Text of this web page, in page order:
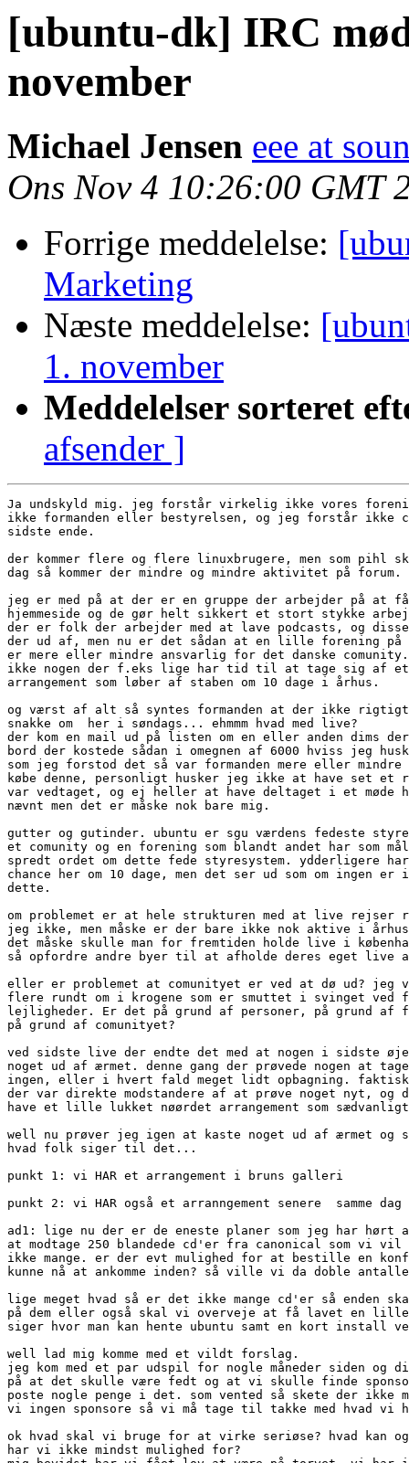
[ubuntu-dk] IRC
november
Michael Jensen eee at
Ons Nov 4 10:26:00 GMT
Forrige meddelelse:
Marketing
Næste meddelelse:
1. november
Meddelelser sorteret
afsender ]
Ja undskyld mig. jeg forstår virkelig ikke vores
ikke formanden eller bestyrelsen, og jeg forstår ikke
sidste ende.
der kommer flere og flere linuxbrugere, men som pihl
dag så kommer der mindre og mindre aktivitet på forum.
jeg er med på at der er en gruppe der arbejder på at
hjemmeside og de gør helt sikkert et stort stykke
der er folk der arbejder med at lave podcasts, og
der ud af, men nu er det sådan at en lille forening på
er mere eller mindre ansvarlig for det danske
ikke nogen der f.eks lige har tid til at tage sig af
arrangement som løber af staben om 10 dage i århus.
og værst af alt så syntes formanden at der ikke
snakke om  her i søndags... ehmmm hvad med live?
der kom en mail ud på listen om en eller anden dims der
bord der kostede sådan i omegnen af 6000 hviss jeg
som jeg forstod det så var formanden mere eller
købe denne, personligt husker jeg ikke at have set et
var vedtaget, og ej heller at have deltaget i et møde
nævnt men det er måske nok bare mig.
gutter og gutinder. ubuntu er sgu værdens fedeste
et comunity og en forening som blandt andet har som
spredt ordet om dette fede styresystem. ydderligere
chance her om 10 dage, men det ser ud som om ingen
dette.
om problemet er at hele strukturen med at live rejser
jeg ikke, men måske er der bare ikke nok aktive i
det måske skulle man for fremtiden holde live i
så opfordre andre byer til at afholde deres eget live
eller er problemet at comunityet er ved at dø ud? jeg
flere rundt om i krogene som er smuttet i svinget ved
lejligheder. Er det på grund af personer, på grund af
på grund af comunityet?
ved sidste live der endte det med at nogen i sidste
noget ud af ærmet. denne gang der prøvede nogen at
ingen, eller i hvert fald meget lidt opbagning.
der var direkte modstandere af at prøve noget nyt, og
have et lille lukket nøørdet arrangement som
well nu prøver jeg igen at kaste noget ud af ærmet og
hvad folk siger til det...
punkt 1: vi HAR et arrangement i bruns galleri
punkt 2: vi HAR også et arranngement senere  samme
ad1: lige nu der er de eneste planer som jeg har hørt
at modtage 250 blandede cd'er fra canonical som vi
ikke mange. er der evt mulighed for at bestille en
kunne nå at ankomme inden? så ville vi da doble
lige meget hvad så er det ikke mange cd'er så enden
på dem eller også skal vi overveje at få lavet en
siger hvor man kan hente ubuntu samt en kort install
well lad mig komme med et vildt forslag.
jeg kom med et par udspil for nogle måneder siden og
på at det skulle være fedt og at vi skulle finde
poste nogle penge i det. som vented så skete der ikke
vi ingen sponsore så vi må tage til takke med hvad vi
ok hvad skal vi bruge for at virke seriøse? hvad kan og
har vi ikke mindst mulighed for?